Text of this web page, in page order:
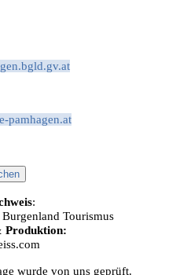
pamhagen.at
:
Tourismus
Produktion:
wurde von uns geprüft.